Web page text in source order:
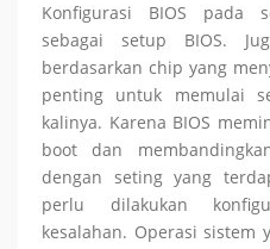
Konfigurasi BIOS pada
sebagai setup BIOS.
berdasarkan chip yang
penting untuk memulai
kalinya. Karena BIOS
boot dan
dengan seting yang
perlu dilakukan
kesalahan. Operasi sistem